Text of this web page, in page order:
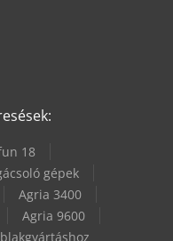
18
gépek
Agria 3400
Agria 9600